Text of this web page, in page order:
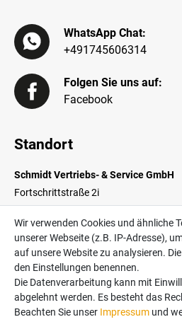
WhatsApp Chat:
+491745606314
Folgen Sie uns auf:
Facebook
Standort
Schmidt Vertriebs- & Service GmbH
Fortschrittstraße 2i
Germany
Alle Preise in Euro und inkl. der
©2026 Schmidt Vertriebs- & Service GmbH
Wir verwenden Cookies und ähnliche
unserer Webseite (z.B. IP-Adresse),
auf unsere Website zu analysieren.
den Einstellungen benennen.
Die Datenverarbeitung kann mit
abgelehnt werden. Es besteht das
Beachten Sie unser Impressum und